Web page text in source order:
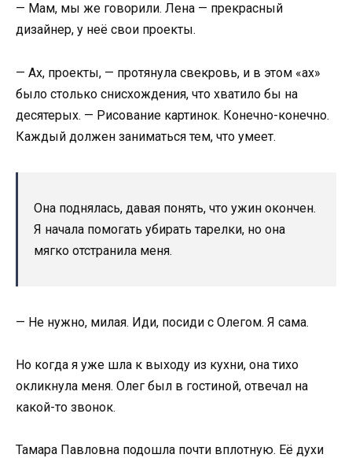
— Мам, мы же говорили. Лена — прекрасный
дизайнер, у неё свои проекты.
— Ах, проекты, — протянула свекровь, и в этом «ах»
было столько снисхождения, что хватило бы на
десятерых. — Рисование картинок. Конечно-конечно.
Каждый должен заниматься тем, что умеет.
Она поднялась, давая понять, что ужин окончен.
Я начала помогать убирать тарелки, но она
мягко отстранила меня.
— Не нужно, милая. Иди, посиди с Олегом. Я сама.
Но когда я уже шла к выходу из кухни, она тихо
окликнула меня. Олег был в гостиной, отвечал на
какой-то звонок.
Тамара Павловна подошла почти вплотную. Её духи